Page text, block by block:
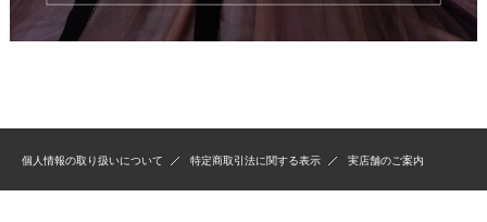
個人情報の取り扱いについて 特定商取引法に関する表示 実店舗のご案内